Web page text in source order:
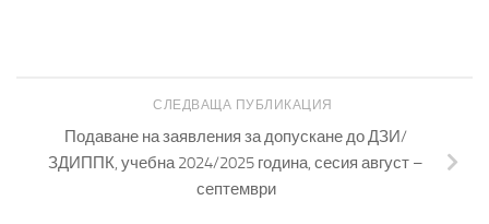
СЛЕДВАЩА ПУБЛИКАЦИЯ
Подаване на заявления за допускане до ДЗИ/
ЗДИППК, учебна 2024/2025 година, сесия август –
септември